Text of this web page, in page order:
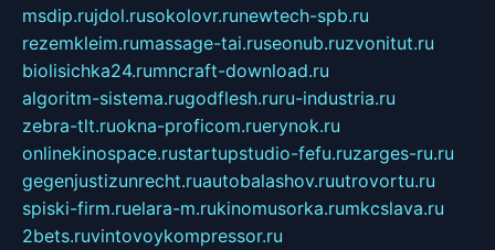
msdip.rujdol.rusokolovr.runewtech-spb.ru
rezemkleim.rumassage-tai.ruseonub.ruzvonitut.ru
biolisichka24.rumncraft-download.ru
algoritm-sistema.rugodflesh.ruru-industria.ru
zebra-tlt.ruokna-proficom.ruerynok.ru
onlinekinospace.rustartupstudio-fefu.ruzarges-ru.ru
gegenjustizunrecht.ruautobalashov.ruutrovortu.ru
spiski-firm.ruelara-m.rukinomusorka.rumkcslava.ru
2bets.ruvintovoykompressor.ru